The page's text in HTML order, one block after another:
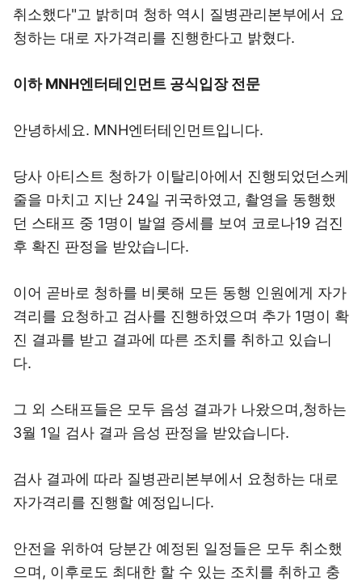
취소했다"고 밝히며 청하 역시 질병관리본부에서 요
청하는 대로 자가격리를 진행한다고 밝혔다.
이하 MNH엔터테인먼트 공식입장 전문
안녕하세요. MNH엔터테인먼트입니다.
당사 아티스트 청하가 이탈리아에서 진행되었던스케
줄을 마치고 지난 24일 귀국하였고, 촬영을 동행했
던 스태프 중 1명이 발열 증세를 보여 코로나19 검진
후 확진 판정을 받았습니다.
이어 곧바로 청하를 비롯해 모든 동행 인원에게 자가
격리를 요청하고 검사를 진행하였으며 추가 1명이 확
진 결과를 받고 결과에 따른 조치를 취하고 있습니
다.
그 외 스태프들은 모두 음성 결과가 나왔으며,청하는
3월 1일 검사 결과 음성 판정을 받았습니다.
검사 결과에 따라 질병관리본부에서 요청하는 대로
자가격리를 진행할 예정입니다.
안전을 위하여 당분간 예정된 일정들은 모두 취소했
으며, 이후로도 최대한 할 수 있는 조치를 취하고 충